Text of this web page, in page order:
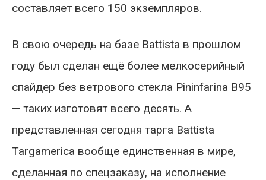
составляет всего 150 экземпляров.
В свою очередь на базе Battista в прошлом
году был сделан ещё более мелкосерийный
спайдер без ветрового стекла Pininfarina B95
— таких изготовят всего десять. А
представленная сегодня тарга Battista
Targamerica вообще единственная в мире,
сделанная по спецзаказу, на исполнение